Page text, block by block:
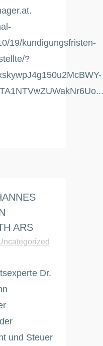
19/kundigungsfristen-
?
ARS
Dr.
und Steuer